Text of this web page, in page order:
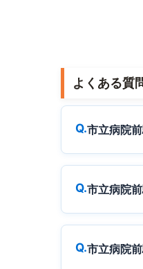
よくある質
市立病院
市立病院
市立病院